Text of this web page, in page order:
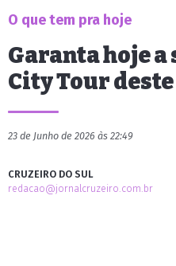
O que tem pra hoje
Garanta hoje a
City Tour
23 de Junho de 2026 às 22:49
CRUZEIRO DO SUL
redacao@jornalcruzeiro.com.br